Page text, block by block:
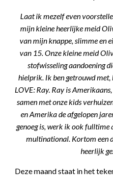
Laat ik mezelf even
mijn kleine heerlijke meid
van mijn knappe, slimme en
van 15. Onze kleine meid
stofwisseling aandoening
hielprik. Ik ben getrouwd met,
LOVE: Ray. Ray is
samen met onze kids
en Amerika de afgelopen
genoeg is, werk ik ook fulltime
multinational. Kortom een
heerlijk
Deze maand staat in het